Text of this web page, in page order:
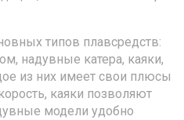
типов плавсредств:
надувные катера, каяки,
из них имеет свои плюсы
каяки позволяют
модели удобно